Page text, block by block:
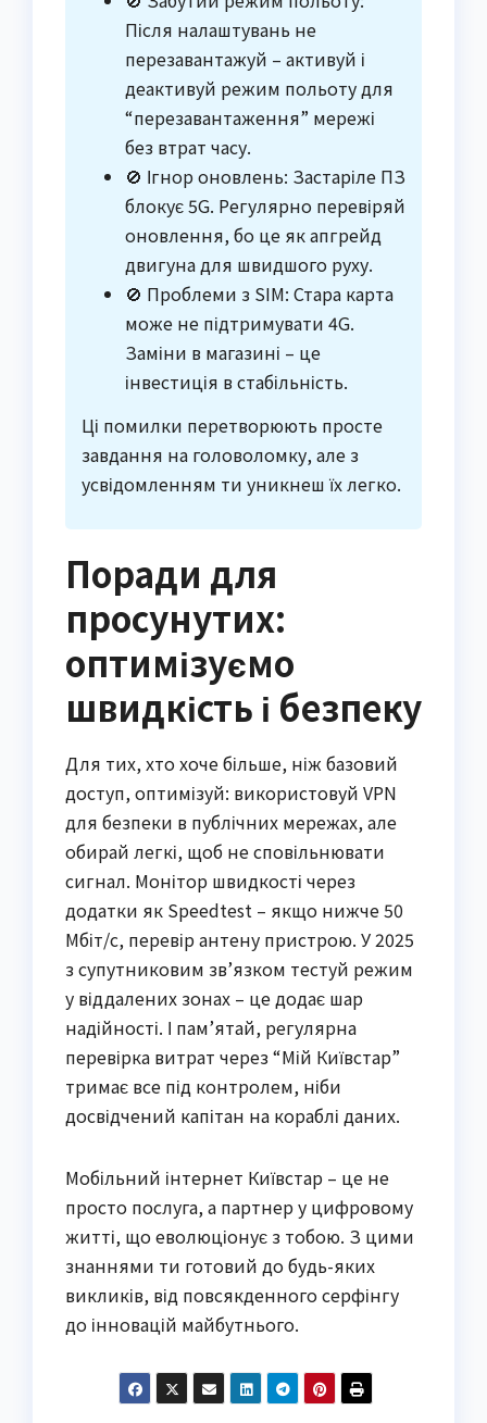
Після налаштувань не
перезавантажуй – активуй і
деактивуй режим польоту для
“перезавантаження” мережі
без втрат часу.
🚫 Ігнор оновлень: Застаріле ПЗ
блокує 5G. Регулярно перевіряй
оновлення, бо це як апгрейд
двигуна для швидшого руху.
🚫 Проблеми з SIM: Стара карта
може не підтримувати 4G.
Заміни в магазині – це
інвестиція в стабільність.
Ці помилки перетворюють просте
завдання на головоломку, але з
усвідомленням ти уникнеш їх легко.
Поради для
просунутих:
оптимізуємо
швидкість і безпеку
Для тих, хто хоче більше, ніж базовий
доступ, оптимізуй: використовуй VPN
для безпеки в публічних мережах, але
обирай легкі, щоб не сповільнювати
сигнал. Монітор швидкості через
додатки як Speedtest – якщо нижче 50
Мбіт/с, перевір антену пристрою. У 2025
з супутниковим зв’язком тестуй режим
у віддалених зонах – це додає шар
надійності. І пам’ятай, регулярна
перевірка витрат через “Мій Київстар”
тримає все під контролем, ніби
досвідчений капітан на кораблі даних.
Мобільний інтернет Київстар – це не
просто послуга, а партнер у цифровому
житті, що еволюціонує з тобою. З цими
знаннями ти готовий до будь-яких
викликів, від повсякденного серфінгу
до інновацій майбутнього.